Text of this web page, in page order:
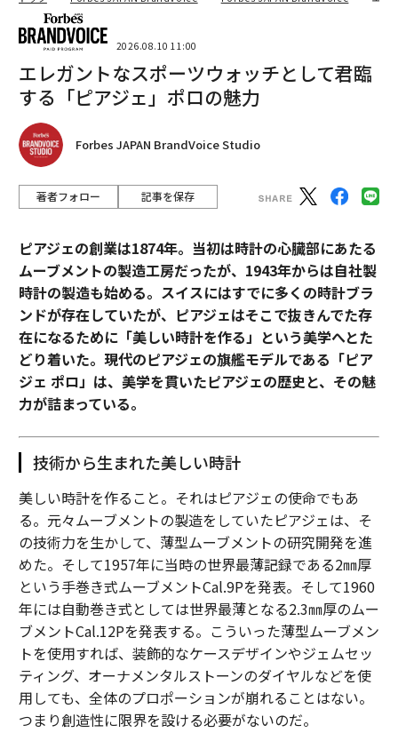
懸命に働くことをやめなかった。優れたシステムが処理
すべき結果を、ハッスルで支える必要がなくなったの
長期的成長のために構築する
ハッスルは問題ではない。それはしばしば、ビジネスが
軌道に乗る理由である。しかし、それをより持続可能な
ものに進化させなければならない時点がある。初期段階
で牽引力を生み出すものは、その下に構造、明確性、意
この移行を早期に認識するリーダーこそが、効果的に拡
大する人々である。彼らは、努力だけでは戦略ではない
ことを理解している。彼らは、チームを単により活発に
するのではなく、より一貫性のあるものにするシステム
の構築に投資する。
なぜなら、ビジネス開発において、目標は永遠にハッス
そのとき、成長は持続可能になる。
（forbes.com 原文）
2026年9月号発売中
最新号の購入はこちらから
メンバーシップに登録する
2026.08.10 11:00
エレガントなスポーツウォッチとして君臨
する「ピアジェ」ポロの魅力
Forbes JAPAN BrandVoice Studio
著者フォロー 記事を保存
ピアジェの創業は1874年。当初は時計の心臓部にあたる
ムーブメントの製造工房だったが、1943年からは自社製
時計の製造も始める。スイスにはすでに多くの時計ブラ
ンドが存在していたが、ピアジェはそこで抜きんでた存
在になるために「美しい時計を作る」という美学へとた
どり着いた。現代のピアジェの旗艦モデルである「ピア
ジェ ポロ」は、美学を貫いたピアジェの歴史と、その魅
力が詰まっている。
技術から生まれた美しい時計
美しい時計を作ること。それはピアジェの使命でもあ
る。元々ムーブメントの製造をしていたピアジェは、そ
の技術力を生かして、薄型ムーブメントの研究開発を進
めた。そして1957年に当時の世界最薄記録である2㎜厚
という手巻き式ムーブメントCal.9Pを発表。そして1960
年には自動巻き式としては世界最薄となる2.3㎜厚のムー
ブメントCal.12Pを発表する。こういった薄型ムーブメン
トを使用すれば、装飾的なケースデザインやジェムセッ
ティング、オーナメンタルストーンのダイヤルなどを使
用しても、全体のプロポーションが崩れることはない。
つまり創造性に限界を設ける必要がないのだ。